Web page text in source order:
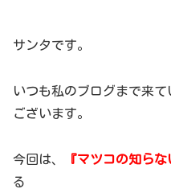
サンタです。
いつも私のブログまで来
ございます。
今回は、 『マツコの知らな
る